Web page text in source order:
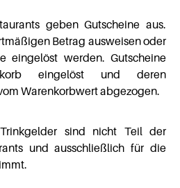
geben Gutscheine aus.
Betrag ausweisen oder
eingelöst werden. Gutscheine
eingelöst und deren
Warenkorbwert abgezogen.
sind nicht Teil der
und ausschließlich für die